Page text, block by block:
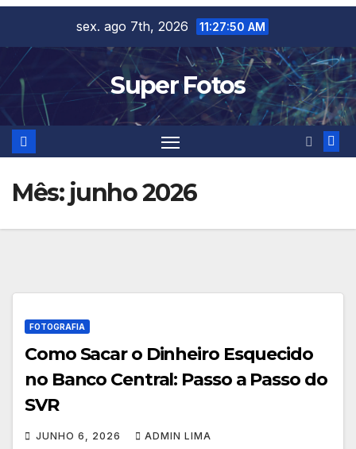
content
sex. ago 7th, 2026 11:27:51 AM
Super Fotos
Mês: junho 2026
FOTOGRAFIA
Como Sacar o Dinheiro Esquecido
no Banco Central: Passo a Passo do
SVR
JUNHO 6, 2026 ADMIN LIMA